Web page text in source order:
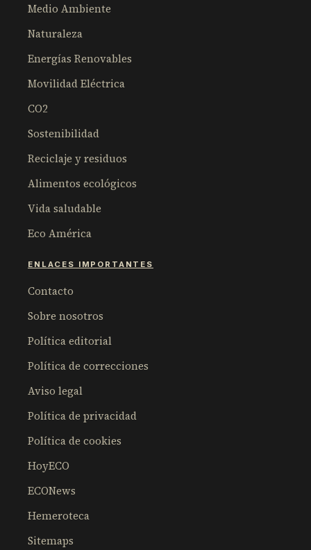
Medio Ambiente
Naturaleza
Energías Renovables
Movilidad Eléctrica
CO2
Sostenibilidad
Reciclaje y residuos
Alimentos ecológicos
Vida saludable
Eco América
ENLACES IMPORTANTES
Contacto
Sobre nosotros
Política editorial
Política de correcciones
Aviso legal
Política de privacidad
Política de cookies
HoyECO
ECONews
Hemeroteca
Sitemaps